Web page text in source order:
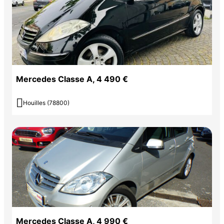
Mercedes Classe A, 4 490 €
 Houilles (78800)
Mercedes Classe A, 4 990 €